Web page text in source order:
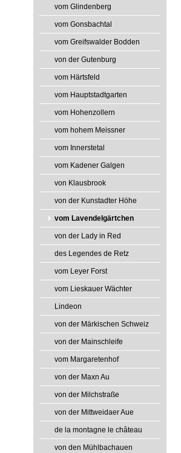
vom Glindenberg
vom Gonsbachtal
vom Greifswalder Bodden
von der Gutenburg
vom Härtsfeld
vom Hauptstadtgarten
vom Hohenzollern
vom hohem Meissner
vom Innerstetal
vom Kadener Galgen
von Klausbrook
von der Kunstadter Höhe
vom Lavendelgärtchen
von der Lady in Red
des Legendes de Retz
vom Leyer Forst
vom Lieskauer Wächter
Lindeon
von der Märkischen Schweiz
von der Mainschleife
vom Margaretenhof
von der Maxn Au
von der Milchstraße
von der Mittweidaer Aue
de la montagne le château
von den Mühlbachauen